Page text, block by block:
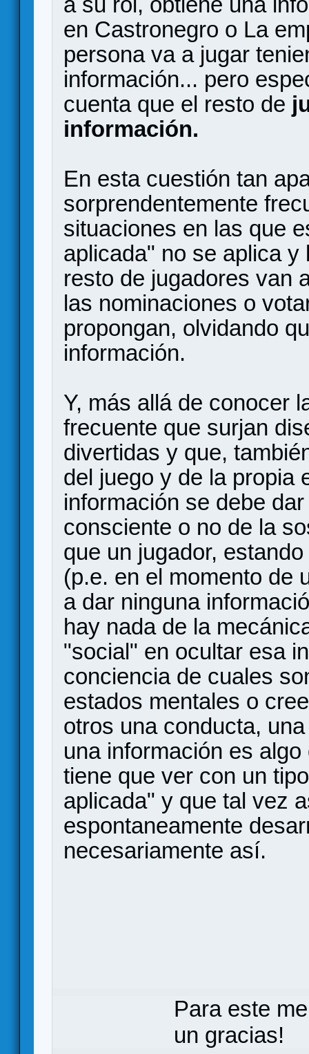
en Castronegro o La
persona va a jugar
información... pero
cuenta que el resto de
información.
En esta cuestión tan
sorprendentemente
situaciones en las que
aplicada" no se aplica
resto de jugadores van
las nominaciones o
propongan, olvidando
información.
Y, más allá de conocer
frecuente que surjan
divertidas y que,
del juego y de la propia
información se debe
consciente o no de la
que un jugador,
(p.e. en el momento de
a dar ninguna
hay nada de la
"social" en ocultar esa
conciencia de cuales
estados mentales o
otros una conducta,
una información es
tiene que ver con un
aplicada" y que tal vez
espontaneamente
necesariamente así.
Para este
un gracias!